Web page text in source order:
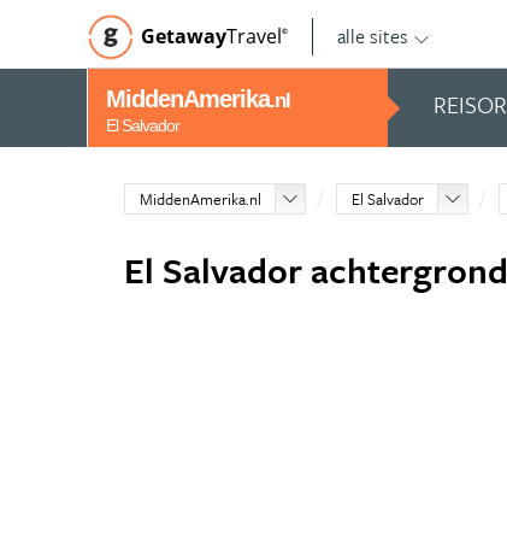
GetawayTravel© alle sites
MiddenAmerika.nl
El Salvador
MiddenAmerika.nl El Salvador
El Salvador